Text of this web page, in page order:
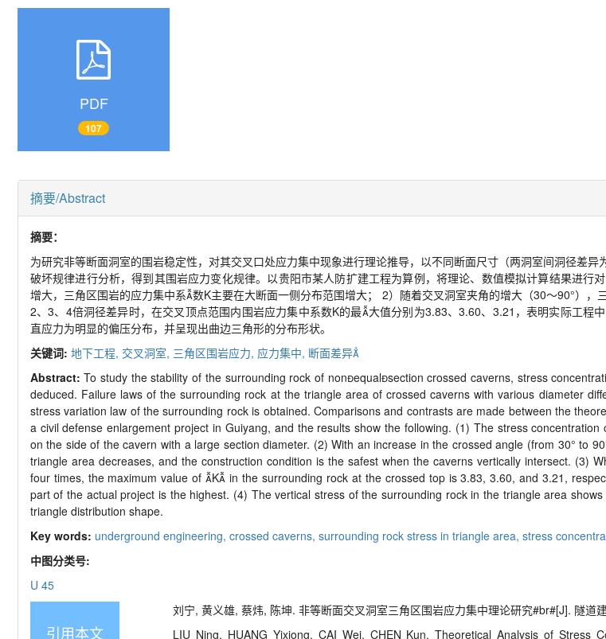
PDF
107
摘要/Abstract
摘要：
为研究非等断面洞室的围岩稳定性，对其交叉口处应力集中现象进行理论推导，以不同断面尺寸（两洞室间洞径差异
破坏规律进行分析，得到其围岩应力变化规律。以贵阳市某人防扩建工程为算例，将理论、数值模拟计算结果进行对
增大，三角区围岩的应力集中系数K主要在大断面一侧分布范围增大； 2）随着交叉洞室夹角的增大（30～90°），
2、3、 4倍洞径差异时，在交叉顶点范围内围岩应力集中系数K的最大值分别为3.83、3.60、3.21，表明实际工程
直应力为明显的偏压分布，并呈现出曲边三角形的分布形状。
关键词: 地下工程, 交叉洞室, 三角区围岩应力, 应力集中, 断面差异
Abstract:To study the stability of the surrounding rock of nonequalsection crossed caverns, stress
deduced. Failure laws of the surrounding rock at the triangle area of crossed caverns with various diameter
stress variation law of the surrounding rock is obtained. Comparisons and contrasts are made between the
a civil defense enlargement project in Guiyang, and the results show the following. (1) The stress
on the side of the cavern with a large section diameter. (2) With an increase in the crossed angle (from 30° to 90
triangle area decreases, and the construction condition is the safest when the caverns vertically intersect. (3)
four times, the maximum value ofK in the surrounding rock at the crossed top is 3.83, 3.60, and 3.21,
part of the actual project is the highest. (4) The vertical stress of the surrounding rock in the triangle area
triangle distribution shape.
Key words: underground engineering, crossed caverns, surrounding rock stress in triangle area, stress
中图分类号:
U 45
引用本文
刘宁, 黄义雄, 蔡炜, 陈坤. 非等断面交叉洞室三角区围岩应力集中理论研究#br#[J]. 隧道
LIU Ning, HUANG Yixiong, CAI Wei, CHEN Kun. Theoretical Analysis of Stress